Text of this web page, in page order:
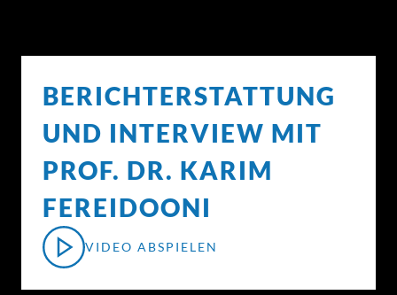
BERICHTERSTATTUNG
UND INTERVIEW MIT
PROF. DR. KARIM
FEREIDOONI
VIDEO ABSPIELEN